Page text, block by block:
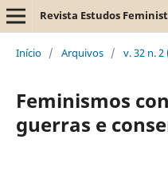
Revista Estudos
Início / Arquivos / v. 32 n. 2
Feminismos
guerras e